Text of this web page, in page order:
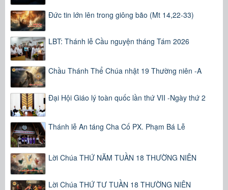
Đức tin lớn lên trong giông bão (Mt 14,22-33)
LBT: Thánh lễ Cầu nguyện tháng Tám 2026
Chầu Thánh Thể Chúa nhật 19 Thường niên -A
Đại Hội Giáo lý toàn quốc lần thứ VII -Ngày thứ 2
Thánh lễ An táng Cha Cố PX. Phạm Bá Lễ
Lời Chúa THỨ NĂM TUẦN 18 THƯỜNG NIÊN
Lời Chúa THỨ TƯ TUẦN 18 THƯỜNG NIÊN